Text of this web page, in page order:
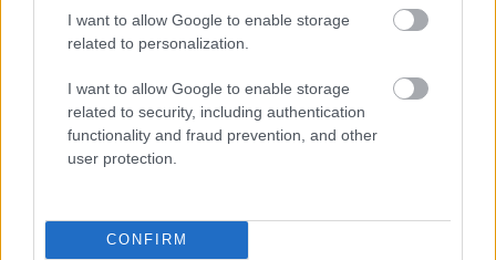
I want to allow Google to enable storage
related to personalization.
I want to allow Google to enable storage
related to security, including authentication
functionality and fraud prevention, and other
user protection.
CONFIRM
sokkal nagyobb ugrás lenne.
A Roku 2002 óta a streamingeszközök és okostévés
platformok egyik meghatározó szereplője, miközben
olyan óriásokkal versenyez, mint az Amazon, a Google, a
globális streamingháztartást ér el, saját csatornával,
reklámtechnológiai háttérrel, felhasználói adatokkal és